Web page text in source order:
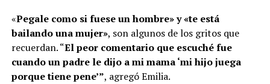
«Pegale como si fuese un hombre» y «te está
bailando una mujer», son algunos de los gritos que
recuerdan. “El peor comentario que escuché fue
cuando un padre le dijo a mi mama ‘mi hijo juega
porque tiene pene’”, agregó Emilia.